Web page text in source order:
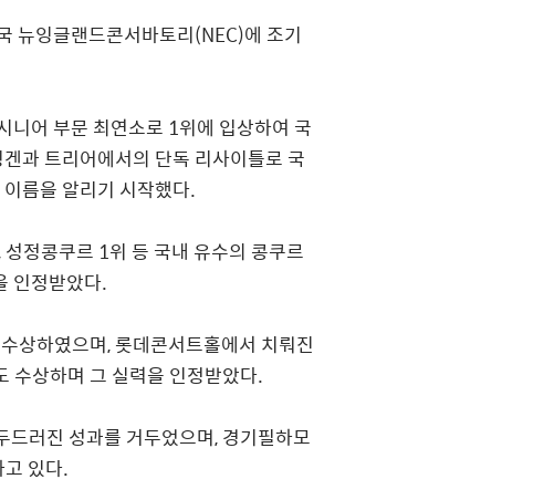
뉴잉글랜드콘서바토리(NEC)에 조기
니어 부문 최연소로 1위에 입상하여 국
과 트리어에서의 단독 리사이틀로 국
름을 알리기 시작했다.
성정콩쿠르 1위 등 국내 유수의 콩쿠르
인정받았다.
상하였으며,롯데콘서트홀에서 치뤄진
수상하며 그 실력을 인정받았다.
드러진 성과를 거두었으며,경기필하모
있다.